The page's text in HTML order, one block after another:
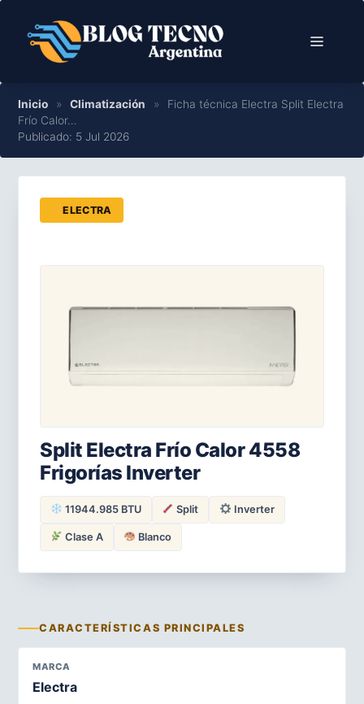
contenido
Menú
Inicio » Climatización »
Ficha técnica Electra Split Electra
Frío Calor…
Publicado: 5 Jul 2026
ELECTRA
Split Electra Frío Calor 4558
Frigorías Inverter
11944.985 BTU Split Inverter
Clase A Blanco
CARACTERÍSTICAS PRINCIPALES
MARCA
Electra